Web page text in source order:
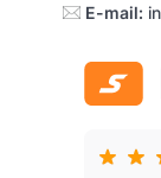
E-mail: